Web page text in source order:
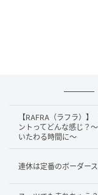
【RAFRA（ラフラ）
ントってどんな感じ？
いたわる時間に～
連休は定番のボーダー